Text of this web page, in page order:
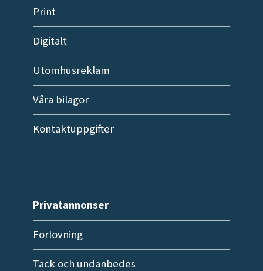
Print
Digitalt
Utomhusreklam
Våra bilagor
Kontaktuppgifter
Privatannonser
Förlovning
Tack och undanbedes